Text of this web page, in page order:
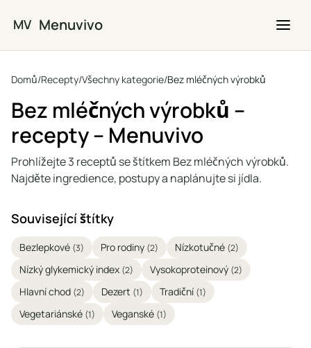
MV Menuvivo
Domů/Recepty/Všechny kategorie/Bez mléčných výrobků
Bez mléčných výrobků –
recepty – Menuvivo
Prohlížejte 3 receptů se štítkem Bez mléčných výrobků.
Najděte ingredience, postupy a naplánujte si jídla.
Související štítky
Bezlepkové (3) Pro rodiny (2) Nízkotučné (2)
Nízký glykemický index (2) Vysokoproteinový (2)
Hlavní chod (2) Dezert (1) Tradiční (1)
Vegetariánské (1) Veganské (1)